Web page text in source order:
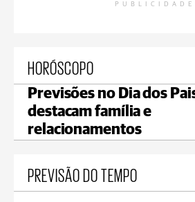
PUBLICIDADE
HORÓSCOPO
Previsões no Dia dos
destacam família e
relacionamentos
PREVISÃO DO TEMPO